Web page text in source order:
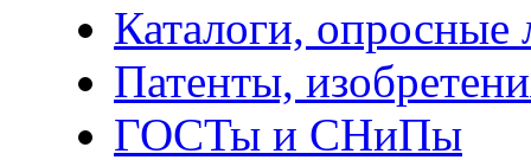
Каталоги, опросные
Патенты,
ГОСТы и СНиПы